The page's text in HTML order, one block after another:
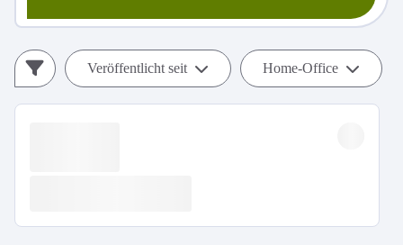
Veröffentlicht seit Home-Office